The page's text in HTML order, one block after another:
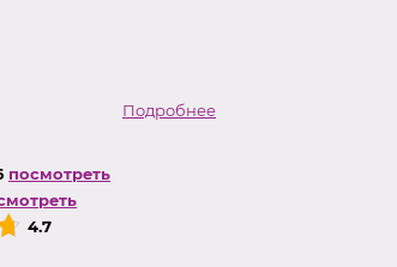
посмотреть
4.7
Подробнее